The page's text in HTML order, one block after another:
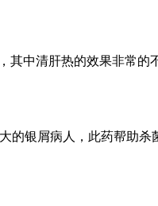
中清肝热的效果非常的
的银屑病人，此药帮助杀